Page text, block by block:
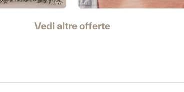
Vedi altre offerte